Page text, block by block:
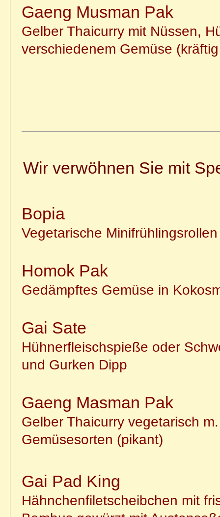
Gaeng Musman Pak
Gelber Thaicurry mit Nüssen,
verschiedenem Gemüse
Wir verwöhnen Sie mit
Bopia
Vegetarische
Homok Pak
Gedämpftes Gemüse in
Gai Sate
Hühnerfleischspieße oder
und Gurken Dipp
Gaeng Masman Pak
Gelber Thaicurry vegetarisch
Gemüsesorten (pikant)
Gai Pad King
Hähnchenfiletscheibchen mit